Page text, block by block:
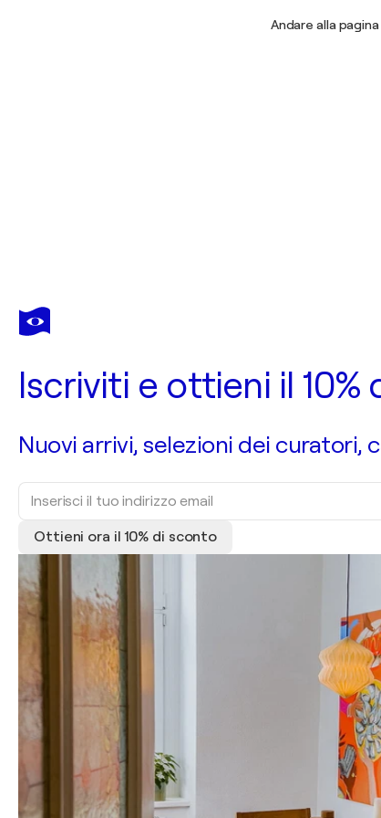
Andare alla
Iscriviti e ottieni il
Nuovi arrivi, selezioni dei curatori,
Ottieni ora il 10% di sconto